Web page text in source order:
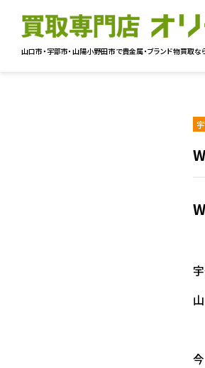
山口市・宇部市・山陽小野田市で貴金属・ブランド物買取な